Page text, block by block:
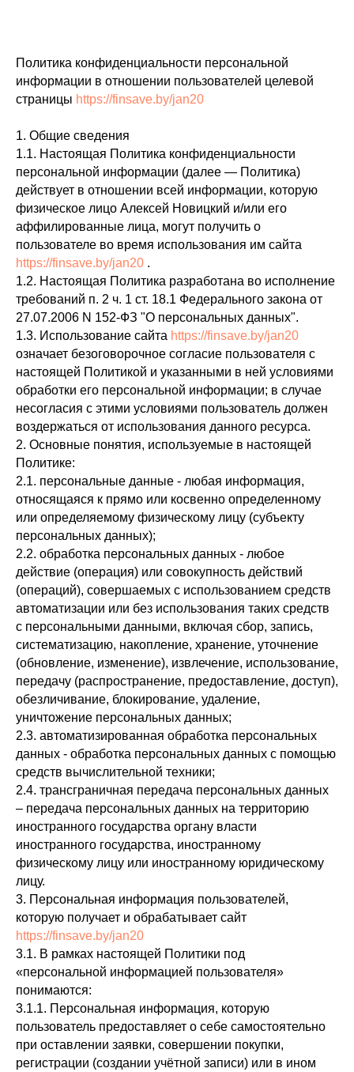
Политика конфиденциальности персональной
информации в отношении пользователей целевой
страницы https://finsave.by/jan20
1. Общие сведения
1.1. Настоящая Политика конфиденциальности
персональной информации (далее — Политика)
действует в отношении всей информации, которую
физическое лицо Алексей Новицкий и/или его
аффилированные лица, могут получить о
пользователе во время использования им сайта
https://finsave.by/jan20 .
1.2. Настоящая Политика разработана во исполнение
требований п. 2 ч. 1 ст. 18.1 Федерального закона от
27.07.2006 N 152-ФЗ "О персональных данных".
1.3. Использование сайта https://finsave.by/jan20
означает безоговорочное согласие пользователя с
настоящей Политикой и указанными в ней условиями
обработки его персональной информации; в случае
несогласия с этими условиями пользователь должен
воздержаться от использования данного ресурса.
2. Основные понятия, используемые в настоящей
Политике:
2.1. персональные данные - любая информация,
относящаяся к прямо или косвенно определенному
или определяемому физическому лицу (субъекту
персональных данных);
2.2. обработка персональных данных - любое
действие (операция) или совокупность действий
(операций), совершаемых с использованием средств
автоматизации или без использования таких средств
с персональными данными, включая сбор, запись,
систематизацию, накопление, хранение, уточнение
(обновление, изменение), извлечение, использование,
передачу (распространение, предоставление, доступ),
обезличивание, блокирование, удаление,
уничтожение персональных данных;
2.3. автоматизированная обработка персональных
данных - обработка персональных данных с помощью
средств вычислительной техники;
2.4. трансграничная передача персональных данных
– передача персональных данных на территорию
иностранного государства органу власти
иностранного государства, иностранному
физическому лицу или иностранному юридическому
лицу.
3. Персональная информация пользователей,
которую получает и обрабатывает сайт
https://finsave.by/jan20
3.1. В рамках настоящей Политики под
«персональной информацией пользователя»
понимаются:
3.1.1. Персональная информация, которую
пользователь предоставляет о себе самостоятельно
при оставлении заявки, совершении покупки,
регистрации (создании учётной записи) или в ином